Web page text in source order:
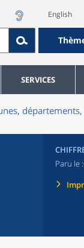
English
SERVICES
Paru le :